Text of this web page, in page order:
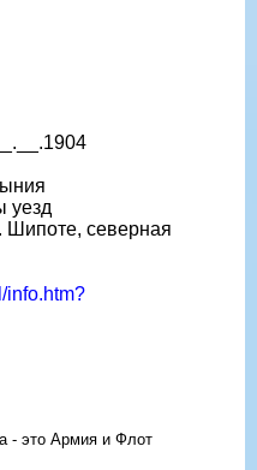
уезд
Шипоте, северная
info.htm?
- это Армия и Флот